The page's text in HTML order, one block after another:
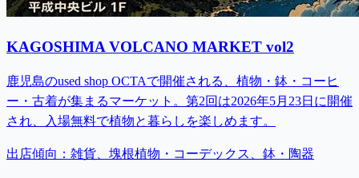
KAGOSHIMA VOLCANO MARKET vol2
鹿児島のused shop OCTAで開催される、植物・鉢・コーヒ
ー・古着が集まるマーケット。第2回は2026年5月23日に開催
され、入場無料で植物と暮らしを楽しめます。
出店傾向： 雑貨、塊根植物・コーデックス、鉢・陶器